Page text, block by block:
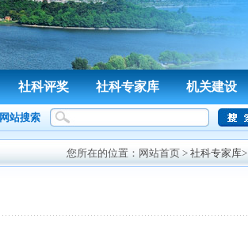
社科评奖 社科专家库 机关建设
网站搜索
您所在的位置： 网站首页 > 社科专家库>